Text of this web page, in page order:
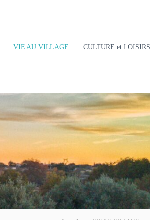
VIE AU VILLAGE CULTURE et LOISIRS